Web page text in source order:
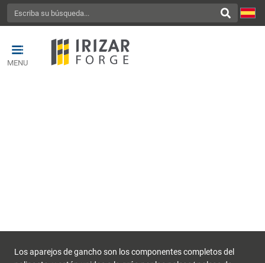
MENU
Los aparejos de gancho son los componentes completos del